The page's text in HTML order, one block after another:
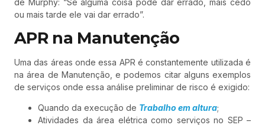
de Murphy: “Se alguma coisa pode dar errado, mais cedo
ou mais tarde ele vai dar errado”.
APR na Manutenção
Uma das áreas onde essa APR é constantemente utilizada é
na área de Manutenção, e podemos citar alguns exemplos
de serviços onde essa análise preliminar de risco é exigido:
Quando da execução de Trabalho em altura;
Atividades da área elétrica como serviços no SEP –